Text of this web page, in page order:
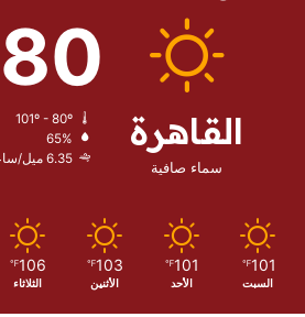
القاهرة
سماء صافية
80
65%
6.35 ميل/ساعة
101
℉
السبت
101
℉
الأحد
103
℉
الأثنين
106
℉
الثلاثاء